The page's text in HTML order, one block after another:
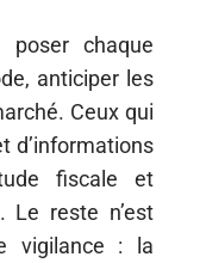
poser chaque
anticiper les
Ceux qui
d’informations
fiscale et
Le reste n’est
vigilance : la